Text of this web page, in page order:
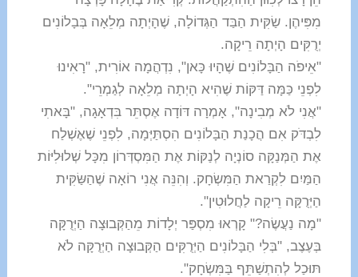
מִפִּיהֶן. שַׂקִּית הַבַּד הַגְּדוֹלָה, שֶׁהָיְתָה מְלֵאָה בְּבָלוֹנִים
יְרֻקִּים הָיְתָה רֵיקָה.
"אֵיפֹה הַבָּלוֹנִים שֶׁהָיוּ כָּאן", נִדְהֲמָה אוֹרִית, "רָאִינוּ
לִפְנֵי כַּמָּה דַּקּוֹת שֶׁהִיא הָיְתָה מְלֵאָה לְגַמְרֵי".
"אֲנִי לֹא מְבִינָה", אָמְרָה דּוֹדָה אֶסְתֵּר בִּדְאָגָה, "בָּאתִי
לִבְדֹּק אִם הֲכָנַת הַבָּלוֹנִים הִסְתַּיְּמָה, לִפְנֵי שֶׁאֶשְׁלַח
אֶת הַמְּנַקָּה סוֹנְיָה לְנַקּוֹת אֶת הַמִּסְדְּרוֹן מִכָּל שְׁלוּלִיּוֹת
הַמַּיִם לִקְרַאת הַמִּשְׂחָק. וְהִנֵּה אֲנִי רוֹאָה שֶׁהַשַּׂקִּית
הַיְּרֻקָּה רֵיקָה לַחֲלוּטִין".
"מָה נַעֲשֶׂה?" קָרְאוּ מִסְפַּר יְלָדוֹת מֵהַקְּבוּצָה הַיְּרֻקָּה
בְּעֶצֶב, "בְּלִי הַבָּלוֹנִים הַיְּרֻקִּים הַקְּבוּצָה הַיְּרֻקָּה לֹא
תּוּכַל לְהִתְשַׁתֵּף בַּמִּשְׂחָק".